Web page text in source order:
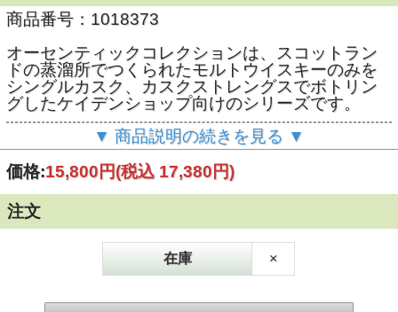
商品番号：1018373
オーセンティックコレクションは、スコットラン
ドの蒸溜所でつくられたモルトウイスキーのみを
シングルカスク、カスクストレングスでボトリン
グしたケイデンショップ向けのシリーズです。
トミントール2006はリフィルオロロソシェリーカ
スクの18年熟成で、シングルカスクのカスクスト
レングスボトリングです。香りは、ローストカシ
ューナッツや粉砂糖、マシュマロ、シガーボック
スが感じられます。味わいは、トフィーの甘みと
スモークドプロシュート、クルミ、ハリッサ（唐
辛子調味料）とシーソルトが重なります。フィニ
ッシュには、塩漬けハムにオレンジジュースやバ
ルサミコクリーム、タバコやコニャック、キャラ
▼ 商品説明の続きを見る ▼
価格:15,800円(税込 17,380円)
注文
在庫 ×